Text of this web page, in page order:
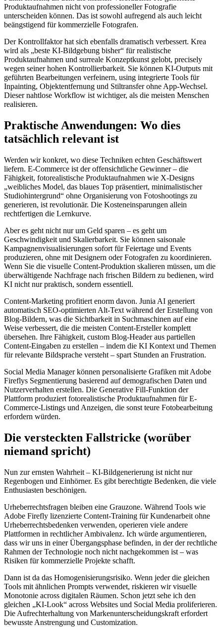
Produktaufnahmen nicht von professioneller Fotografie
unterscheiden können. Das ist sowohl aufregend als auch leicht
beängstigend für kommerzielle Fotografen.
Der Kontrollfaktor hat sich ebenfalls dramatisch verbessert. Krea
wird als „beste KI-Bildgebung bisher“ für realistische
Produktaufnahmen und surreale Konzeptkunst gelobt, precisely
wegen seiner hohen Kontrollierbarkeit. Sie können KI-Outputs mit
geführten Bearbeitungen verfeinern, using integrierte Tools für
Inpainting, Objektentfernung und Stiltransfer ohne App-Wechsel.
Dieser nahtlose Workflow ist wichtiger, als die meisten Menschen
realisieren.
Praktische Anwendungen: Wo dies
tatsächlich relevant ist
Werden wir konkret, wo diese Techniken echten Geschäftswert
liefern. E-Commerce ist der offensichtliche Gewinner – die
Fähigkeit, fotorealistische Produktaufnahmen wie X-Designs
„weibliches Model, das blaues Top präsentiert, minimalistischer
Studiohintergrund“ ohne Organisierung von Fotoshootings zu
generieren, ist revolutionär. Die Kosteneinsparungen allein
rechtfertigen die Lernkurve.
Aber es geht nicht nur um Geld sparen – es geht um
Geschwindigkeit und Skalierbarkeit. Sie können saisonale
Kampagnenvisualisierungen sofort für Feiertage und Events
produzieren, ohne mit Designern oder Fotografen zu koordinieren.
Wenn Sie die visuelle Content-Produktion skalieren müssen, um die
überwältigende Nachfrage nach frischen Bildern zu bedienen, wird
KI nicht nur praktisch, sondern essentiell.
Content-Marketing profitiert enorm davon. Junia AI generiert
automatisch SEO-optimierten Alt-Text während der Erstellung von
Blog-Bildern, was die Sichtbarkeit in Suchmaschinen auf eine
Weise verbessert, die die meisten Content-Ersteller komplett
übersehen. Ihre Fähigkeit, custom Blog-Header aus partiellen
Content-Eingaben zu erstellen – indem die KI Kontext und Themen
für relevante Bildsprache versteht – spart Stunden an Frustration.
Social Media Manager können personalisierte Grafiken mit Adobe
Fireflys Segmentierung basierend auf demografischen Daten und
Nutzerverhalten erstellen. Die Generative Fill-Funktion der
Plattform produziert fotorealistische Produktaufnahmen für E-
Commerce-Listings und Anzeigen, die sonst teure Fotobearbeitung
erfordern würden.
Die versteckten Fallstricke (worüber
niemand spricht)
Nun zur ernsten Wahrheit – KI-Bildgenerierung ist nicht nur
Regenbogen und Einhörner. Es gibt berechtigte Bedenken, die viele
Enthusiasten beschönigen.
Urheberrechtsfragen bleiben eine Grauzone. Während Tools wie
Adobe Firefly lizenzierte Content-Training für Kundenarbeit ohne
Urheberrechtsbedenken verwenden, operieren viele andere
Plattformen in rechtlicher Ambivalenz. Ich würde argumentieren,
dass wir uns in einer Übergangsphase befinden, in der der rechtliche
Rahmen der Technologie noch nicht nachgekommen ist – was
Risiken für kommerzielle Projekte schafft.
Dann ist da das Homogenisierungsrisiko. Wenn jeder die gleichen
Tools mit ähnlichen Prompts verwendet, riskieren wir visuelle
Monotonie across digitalen Räumen. Schon jetzt sehe ich den
gleichen „KI-Look“ across Websites und Social Media proliferieren.
Die Aufrechterhaltung von Markenunterscheidungskraft erfordert
bewusste Anstrengung und Customization.